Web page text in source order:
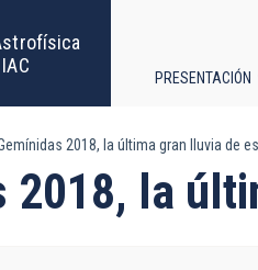
principal
PRESENTACIÓN
2018, la última gran lluvia de
2018, la